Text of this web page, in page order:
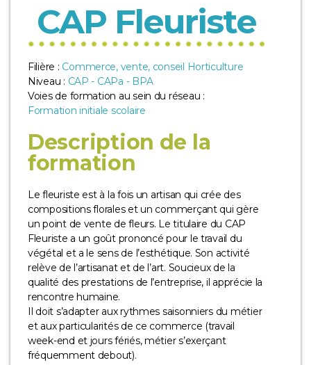
CAP Fleuriste
Filière : Commerce, vente, conseil Horticulture
Niveau : CAP - CAPa - BPA
Voies de formation au sein du réseau :
Formation initiale scolaire
Description de la
formation
Le fleuriste est à la fois un artisan qui crée des
compositions florales et un commerçant qui gère
un point de vente de fleurs. Le titulaire du CAP
Fleuriste a un goût prononcé pour le travail du
végétal et a le sens de l’esthétique. Son activité
relève de l’artisanat et de l’art. Soucieux de la
qualité des prestations de l’entreprise, il apprécie la
rencontre humaine.
Il doit s’adapter aux rythmes saisonniers du métier
et aux particularités de ce commerce (travail
week-end et jours fériés, métier s’exerçant
fréquemment debout).